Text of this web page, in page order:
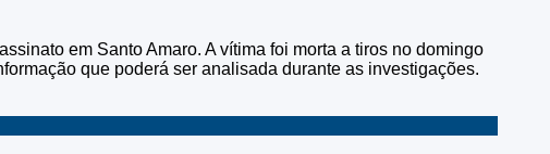
em Santo Amaro. A vítima foi morta a tiros no domingo
que poderá ser analisada durante as investigações.